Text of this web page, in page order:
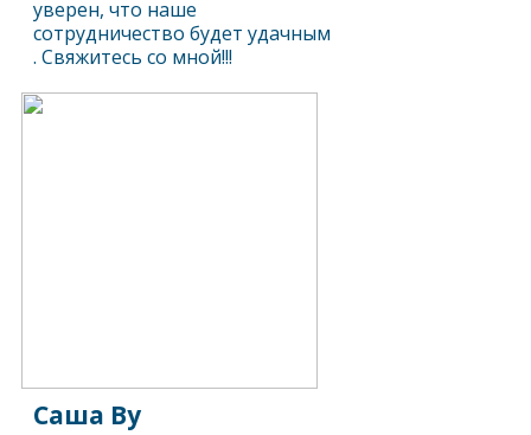
уверен, что наше
сотрудничество будет удачным
. Свяжитесь со мной!!!
Саша Ву